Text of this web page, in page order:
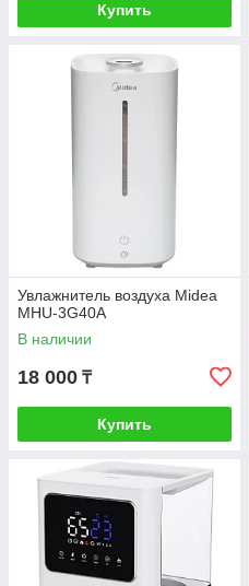
Купить
Увлажнитель воздуха Midea
MHU-3G40A
В наличии
18 000 ₸
Купить